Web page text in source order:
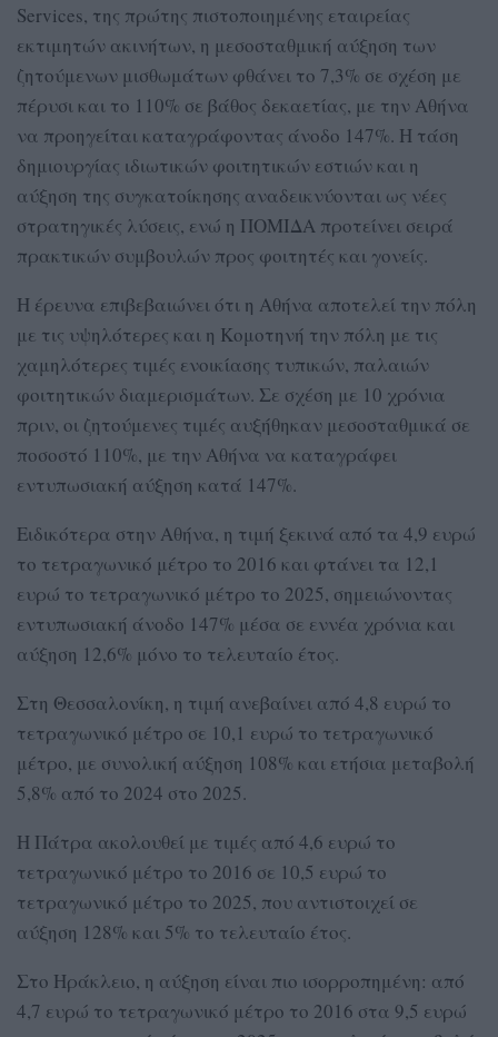
Services, της πρώτης πιστοποιημένης εταιρείας
εκτιμητών ακινήτων, η μεσοσταθμική αύξηση των
ζητούμενων μισθωμάτων φθάνει το 7,3% σε σχέση με
πέρυσι και το 110% σε βάθος δεκαετίας, με την Αθήνα
να προηγείται καταγράφοντας άνοδο 147%. Η τάση
δημιουργίας ιδιωτικών φοιτητικών εστιών και η
αύξηση της συγκατοίκησης αναδεικνύονται ως νέες
στρατηγικές λύσεις, ενώ η ΠΟΜΙΔΑ προτείνει σειρά
πρακτικών συμβουλών προς φοιτητές και γονείς.
Η έρευνα επιβεβαιώνει ότι η Αθήνα αποτελεί την πόλη
με τις υψηλότερες και η Κομοτηνή την πόλη με τις
χαμηλότερες τιμές ενοικίασης τυπικών, παλαιών
φοιτητικών διαμερισμάτων. Σε σχέση με 10 χρόνια
πριν, οι ζητούμενες τιμές αυξήθηκαν μεσοσταθμικά σε
ποσοστό 110%, με την Αθήνα να καταγράφει
εντυπωσιακή αύξηση κατά 147%.
Ειδικότερα στην Αθήνα, η τιμή ξεκινά από τα 4,9 ευρώ
το τετραγωνικό μέτρο το 2016 και φτάνει τα 12,1
ευρώ το τετραγωνικό μέτρο το 2025, σημειώνοντας
εντυπωσιακή άνοδο 147% μέσα σε εννέα χρόνια και
αύξηση 12,6% μόνο το τελευταίο έτος.
Στη Θεσσαλονίκη, η τιμή ανεβαίνει από 4,8 ευρώ το
τετραγωνικό μέτρο σε 10,1 ευρώ το τετραγωνικό
μέτρο, με συνολική αύξηση 108% και ετήσια μεταβολή
5,8% από το 2024 στο 2025.
Η Πάτρα ακολουθεί με τιμές από 4,6 ευρώ το
τετραγωνικό μέτρο το 2016 σε 10,5 ευρώ το
τετραγωνικό μέτρο το 2025, που αντιστοιχεί σε
αύξηση 128% και 5% το τελευταίο έτος.
Στο Ηράκλειο, η αύξηση είναι πιο ισορροπημένη: από
4,7 ευρώ το τετραγωνικό μέτρο το 2016 στα 9,5 ευρώ